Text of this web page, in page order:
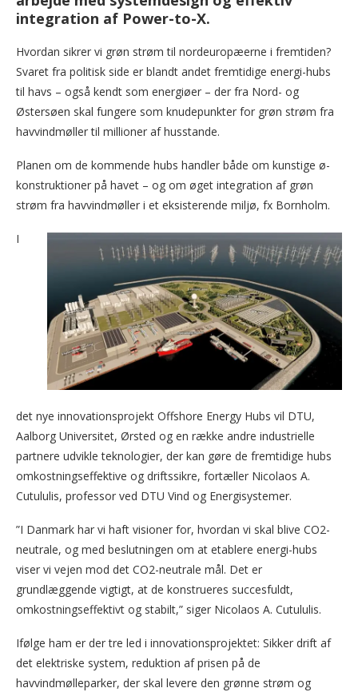
integration af Power-to-X.
Hvordan sikrer vi grøn strøm til nordeuropæerne i fremtiden?
Svaret fra politisk side er blandt andet fremtidige energi-hubs
til havs – også kendt som energiøer – der fra Nord- og
Østersøen skal fungere som knudepunkter for grøn strøm fra
havvindmøller til millioner af husstande.
Planen om de kommende hubs handler både om kunstige ø-
konstruktioner på havet – og om øget integration af grøn
strøm fra havvindmøller i et eksisterende miljø, fx Bornholm.
I
det nye innovationsprojekt Offshore Energy Hubs vil DTU,
Aalborg Universitet, Ørsted og en række andre industrielle
partnere udvikle teknologier, der kan gøre de fremtidige hubs
omkostningseffektive og driftssikre, fortæller Nicolaos A.
Cutululis, professor ved DTU Vind og Energisystemer.
”I Danmark har vi haft visioner for, hvordan vi skal blive CO2-
neutrale, og med beslutningen om at etablere energi-hubs
viser vi vejen mod det CO2-neutrale mål. Det er
grundlæggende vigtigt, at de konstrueres succesfuldt,
omkostningseffektivt og stabilt,” siger Nicolaos A. Cutululis.
Ifølge ham er der tre led i innovationsprojektet: Sikker drift af
det elektriske system, reduktion af prisen på de
havvindmølleparker, der skal levere den grønne strøm og